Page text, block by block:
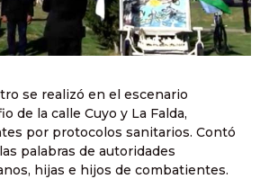
se realizó en el escenario
de la calle Cuyo y La Falda,
por protocolos sanitarios. Contó
palabras de autoridades
hijas e hijos de combatientes.